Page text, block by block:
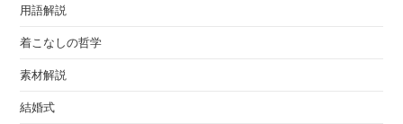
用語解説
着こなしの哲学
素材解説
結婚式